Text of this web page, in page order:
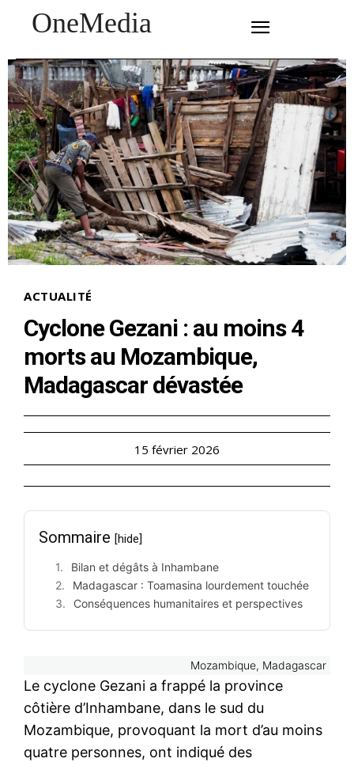
OneMedia
ACTUALITÉ
Cyclone Gezani : au moins 4
morts au Mozambique,
Madagascar dévastée
15 février 2026
Sommaire [hide]
Bilan et dégâts à Inhambane
Madagascar : Toamasina lourdement touchée
Conséquences humanitaires et perspectives
Mozambique, Madagascar
Le cyclone Gezani a frappé la province
côtière d’Inhambane, dans le sud du
Mozambique, provoquant la mort d’au moins
quatre personnes, ont indiqué des